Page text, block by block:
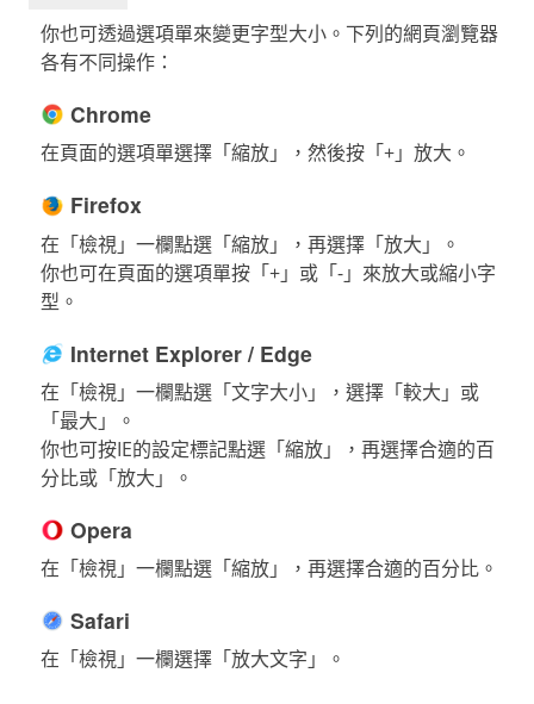
你也可透過選項單來變更字型大小。下列的網頁瀏覽器
各有不同操作：
Chrome
在頁面的選項單選擇「縮放」，然後按「+」放大。
Firefox
在「檢視」一欄點選「縮放」，再選擇「放大」。
你也可在頁面的選項單按「+」或「-」來放大或縮小字
型。
Internet Explorer / Edge
在「檢視」一欄點選「文字大小」，選擇「較大」或
「最大」。
你也可按IE的設定標記點選「縮放」，再選擇合適的百
分比或「放大」。
Opera
在「檢視」一欄點選「縮放」，再選擇合適的百分比。
Safari
在「檢視」一欄選擇「放大文字」。